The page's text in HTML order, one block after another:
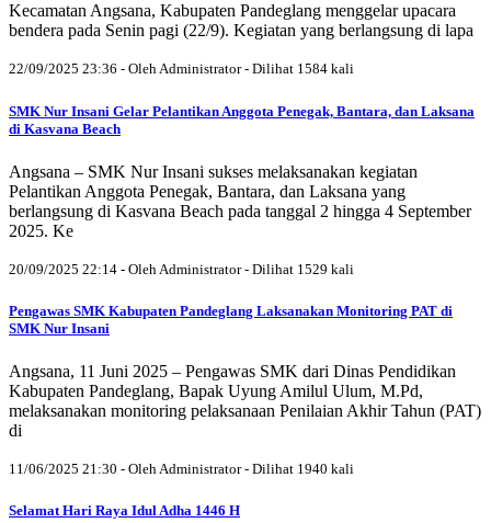
Kecamatan Angsana, Kabupaten Pandeglang menggelar upacara
bendera pada Senin pagi (22/9). Kegiatan yang berlangsung di lapa
22/09/2025 23:36 - Oleh Administrator - Dilihat 1584 kali
SMK Nur Insani Gelar Pelantikan Anggota Penegak, Bantara, dan Laksana
di Kasvana Beach
Angsana – SMK Nur Insani sukses melaksanakan kegiatan
Pelantikan Anggota Penegak, Bantara, dan Laksana yang
berlangsung di Kasvana Beach pada tanggal 2 hingga 4 September
2025. Ke
20/09/2025 22:14 - Oleh Administrator - Dilihat 1529 kali
Pengawas SMK Kabupaten Pandeglang Laksanakan Monitoring PAT di
SMK Nur Insani
Angsana, 11 Juni 2025 – Pengawas SMK dari Dinas Pendidikan
Kabupaten Pandeglang, Bapak Uyung Amilul Ulum, M.Pd,
melaksanakan monitoring pelaksanaan Penilaian Akhir Tahun (PAT)
di
11/06/2025 21:30 - Oleh Administrator - Dilihat 1940 kali
Selamat Hari Raya Idul Adha 1446 H